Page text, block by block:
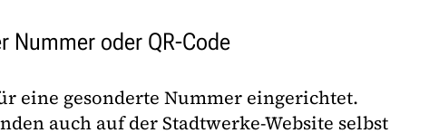
Nummer oder QR-Code
eine gesonderte Nummer eingerichtet.
auch auf der Stadtwerke-Website selbst